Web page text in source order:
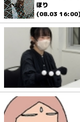
ほり
(08.03